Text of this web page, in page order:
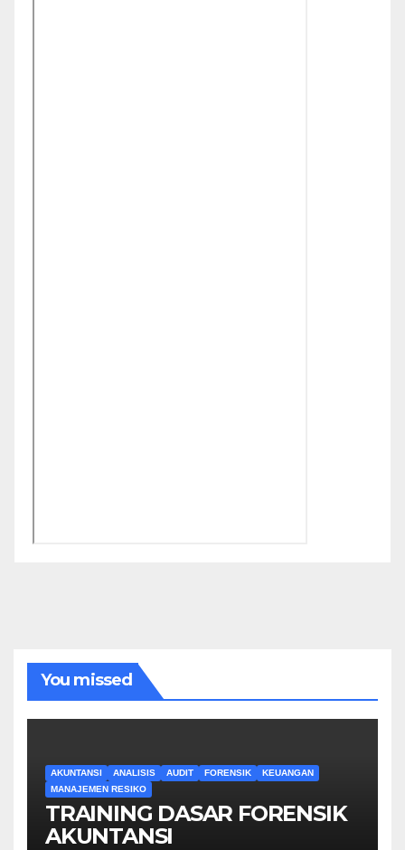
You missed
AKUNTANSI ANALISIS AUDIT FORENSIK
KEUANGAN
MANAJEMEN RESIKO
TRAINING DASAR FORENSIK
AKUNTANSI